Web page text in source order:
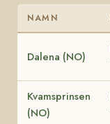
NAMN
Dalena (NO)
Kvamsprinsen
(NO)